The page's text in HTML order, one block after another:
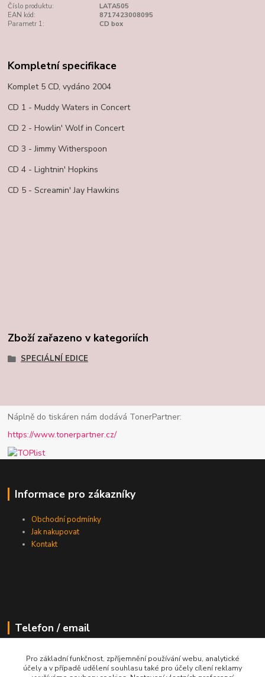
Číslo produktu:
LATA505
EAN kód:
8717423008095
Parametr 1:
CD box
Kompletní specifikace
Komplet 5 CD, vydáno 2004
CD 1 - Muddy Waters in Concert
CD 2 - Howlin' Wolf in Concert
CD 3 - Jimmy Witherspoon
CD 4 - Lightnin' Hopkins
CD 5 - Screamin' Jay Hawkins
Zboží zařazeno v kategoriích
SPECIÁLNÍ EDICE
Náplně do tiskáren nám dodává TonerPartner:
https://www.tonerpartner.cz/
Informace pro zákazníky
Obchodní podmínky
Jak nakupovat
Kontakt
Telefon / email
+420 602 213 111
Pro základní funkčnost, zpříjemnění používání webu, analytické
účely a v případě udělení souhlasu také pro účely cílení reklamy